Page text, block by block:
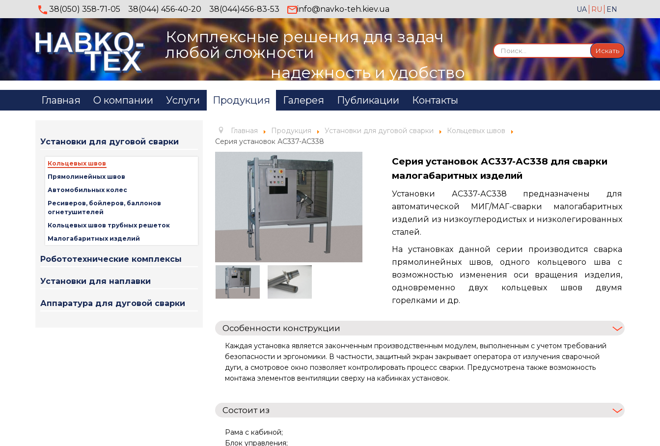
38(050) 358-71-05 38(044) 456-40-20 38(044)456-83-53 info@navko-teh.kiev.ua UA RU EN
Искать... Искать
Комплексные решения для задач
любой сложности
надежность и удобство
Главная О компании Услуги Продукция Галерея Публикации Контакты
Установки для дуговой сварки
Кольцевых швов
Прямолинейных швов
Автомобильных колес
Ресиверов, бойлеров, баллонов
огнетушителей
Кольцевых швов трубных решеток
Малогабаритных изделий
Робототехнические комплексы
Установки для наплавки
Аппаратура для дуговой сварки
Главная Продукция Установки для дуговой сварки
Кольцевых швов
Серия установок АС337-АС338
Серия установок АС337-АС338 для сварки
малогабаритных изделий
Установки АС337-АС338 предназначены для
автоматической МИГ/МАГ-сварки малогабаритных
изделий из низкоуглеродистых и низколегированных
сталей.
На установках данной серии производится сварка
прямолинейных швов, одного кольцевого шва с
возможностью изменения оси вращения изделия,
одновременно двух кольцевых швов двумя
горелками и др.
Особенности конструкции
Каждая установка является законченным производственным модулем, выполненным с учетом требований
безопасности и эргономики. В частности, защитный экран закрывает оператора от излучения сварочной
дуги, а смотровое окно позволяет контролировать процесс сварки. Предусмотрена также возможность
монтажа элементов вентиляции сверху на кабинках установок.
Состоит из
Рама с кабиной;
Блок управления;